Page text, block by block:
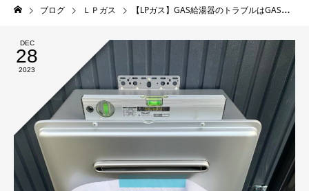
ブログ ＬＰガス 【LPガス】GAS給湯器のトラブルはGASMACへ
DEC
28
2023